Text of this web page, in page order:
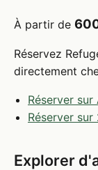
À partir de
Réservez
directement
Réserver sur
Réserver
Explorer